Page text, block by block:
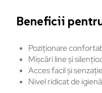
Beneficii
Poziționare
Mișcări line și
Acces facil și
Nivel ridicat de